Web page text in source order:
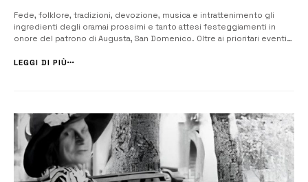
Fede, folklore, tradizioni, devozione, musica e intrattenimento gli
ingredienti degli oramai prossimi e tanto attesi festeggiamenti in
onore del patrono di Augusta, San Domenico. Oltre ai prioritari eventi
Santo cavaliere protettore di Augusta rispettivamente nei giorni del ...
LEGGI DI PIÙ